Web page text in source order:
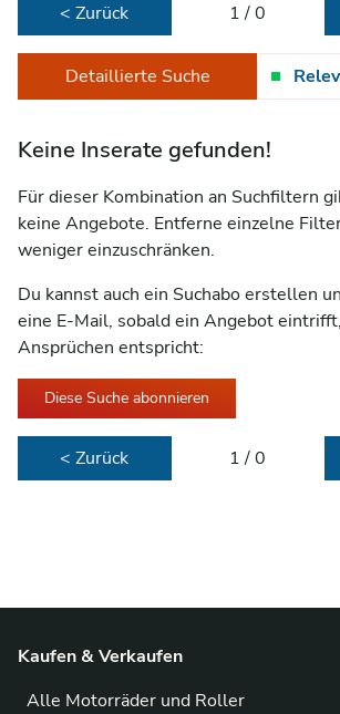
< Zurück 1 / 0
Detaillierte Suche
Keine Inserate gefunden!
Für dieser Kombination an Suchfiltern
keine Angebote. Entferne einzelne
weniger einzuschränken.
Du kannst auch ein Suchabo erstellen
eine E-Mail, sobald ein Angebot
Ansprüchen entspricht:
Diese Suche abonnieren
< Zurück 1 / 0
Kaufen & Verkaufen
Alle Motorräder und Roller